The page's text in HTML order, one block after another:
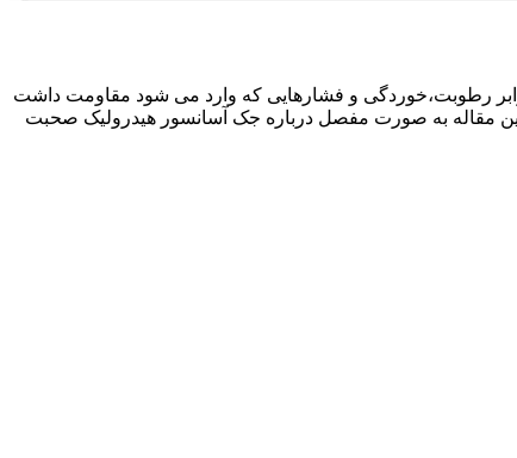
رطوبت،خوردگی و فشارهایی که وارد می شود مقاومت داشت
مقاله به صورت مفصل درباره جک آسانسور هیدرولیک صحبت